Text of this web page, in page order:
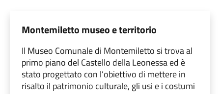
Montemiletto museo e territorio
Il Museo Comunale di Montemiletto si trova al
primo piano del Castello della Leonessa ed è
stato progettato con l’obiettivo di mettere in
risalto il patrimonio culturale, gli usi e i costumi